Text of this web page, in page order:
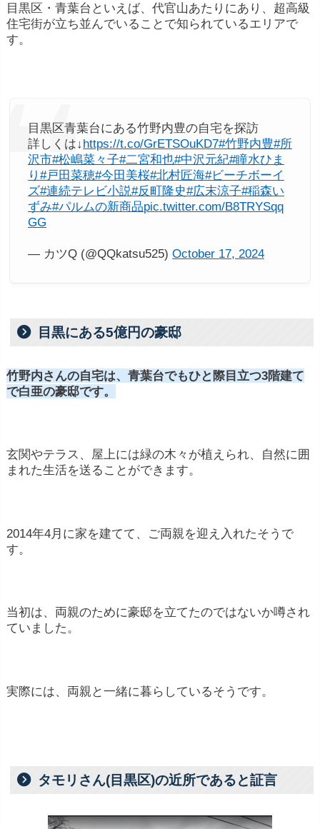
目黒区・青葉台といえば、代官山あたりにあり、超高級
住宅街が立ち並んでいることで知られているエリアで
す。
目黒区青葉台にある竹野内豊の自宅を探訪
詳しくは↓https://t.co/GrETSOuKD7#竹野内豊#所
沢市#松嶋菜々子#二宮和也#中沢元紀#瞳水ひま
り #戸田菜穂#今田美桜#北村匠海#ビーチボーイ
ズ#連続テレビ小説#反町隆史#広末涼子#稲森い
ずみ#パルムの新商品pic.twitter.com/B8TRYSqq
GG
— カツQ (@QQkatsu525) October 17, 2024
目黒にある5億円の豪邸
竹野内さんの自宅は、 青葉台でもひと際目立つ3階建て
で白亜の豪邸です。
玄関やテラス、屋上には緑の木々が植えられ、自然に囲
まれた生活を送ることができます。
2014年4月に家を建てて、ご両親を迎え入れたそうで
す。
当初は、両親のために豪邸を立てたのではないか噂され
ていました。
実際には、両親と一緒に暮らしているそうです。
タモリさん(目黒区)の近所であると証言